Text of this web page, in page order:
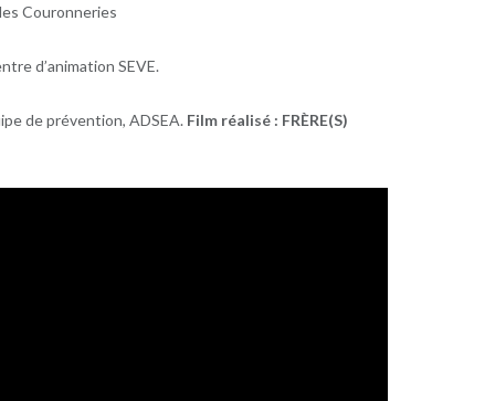
Couronneries
d’animation SEVE.
de prévention, ADSEA. Film réalisé : FRÈRE(S)